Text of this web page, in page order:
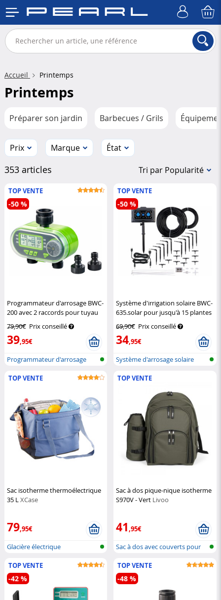
Accueil Printemps
Printemps
Préparer son jardin Barbecues / Grils
Prix Marque État
353 articles Tri par Popularité
TOP VENTE
Programmateur d'arrosage BWC-
200 avec 2 raccords pour tuyau
79,90€ Prix conseillé
39,95€
-50 %
Programmateur d'arrosage
TOP VENTE
Système d'irrigation solaire BWC-
635.solar pour jusqu'à 15 plantes
69,90€ Prix conseillé
34,95€
-50 %
Système d'arrosage solaire
TOP VENTE
Sac isotherme thermoélectrique
35 L XCase
79,95€
Glacière électrique
TOP VENTE
Sac à dos pique-nique isotherme
S970V - Vert Livoo
41,95€
Sac à dos avec couverts pour
TOP VENTE
-42 %
TOP VENTE
-48 %